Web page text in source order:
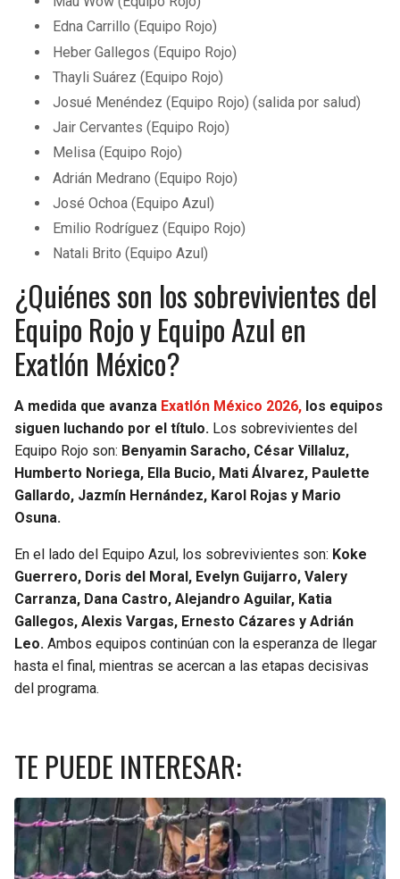
Edna Carrillo (Equipo Rojo)
Heber Gallegos (Equipo Rojo)
Thayli Suárez (Equipo Rojo)
Josué Menéndez (Equipo Rojo) (salida por salud)
Jair Cervantes (Equipo Rojo)
Melisa (Equipo Rojo)
Adrián Medrano (Equipo Rojo)
José Ochoa (Equipo Azul)
Emilio Rodríguez (Equipo Rojo)
Natali Brito (Equipo Azul)
¿Quiénes son los sobrevivientes del
Equipo Rojo y Equipo Azul en
Exatlón México?
A medida que avanza Exatlón México 2026, los equipos
siguen luchando por el título. Los sobrevivientes del
Equipo Rojo son: Benyamin Saracho, César Villaluz,
Humberto Noriega, Ella Bucio, Mati Álvarez, Paulette
Gallardo, Jazmín Hernández, Karol Rojas y Mario
Osuna.
En el lado del Equipo Azul, los sobrevivientes son: Koke
Guerrero, Doris del Moral, Evelyn Guijarro, Valery
Carranza, Dana Castro, Alejandro Aguilar, Katia
Gallegos, Alexis Vargas, Ernesto Cázares y Adrián
Leo. Ambos equipos continúan con la esperanza de llegar
hasta el final, mientras se acercan a las etapas decisivas
del programa.
TE PUEDE INTERESAR: